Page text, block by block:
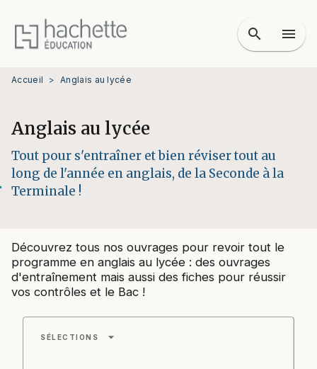
MENU RECHERCHE
PIED DE PAGE
search menu
Accueil > Anglais au lycée
Anglais au lycée
Tout pour s'entraîner et bien réviser tout au
long de l'année en anglais, de la Seconde à la
Terminale !
Découvrez tous nos ouvrages pour revoir tout le
programme en anglais au lycée : des ouvrages
d'entraînement mais aussi des fiches pour réussir
vos contrôles et le Bac !
SÉLECTIONS arrow_drop_down